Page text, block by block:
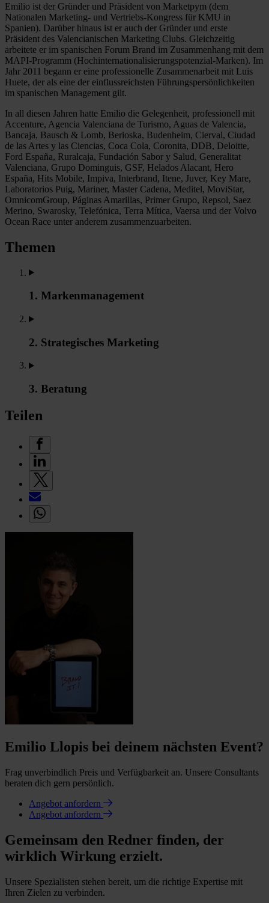
Emilio ist der Gründer und Präsident von Marketpym (dem
Nationalen Marketing- und Vertriebs-Kongress für KMU in
Spanien). Darüber hinaus ist er auch der Gründer und erste
Präsident des Valencianischen Marketing Clubs. Gleichzeitig
arbeitete er im spanischen Forum Brand im Zusammenhang mit dem
MAPI-Programm (Hochinternationalisierungspotenzial-Marken). Im
Jahr 2011 begann er eine professionelle Zusammenarbeit mit Luis
Huete, der als eine der einflussreichsten Führungspersönlichkeiten
im spanischen Management gilt.
In all diesen Jahren hatte Emilio die Gelegenheit, professionell mit
Accenture, Agencia Valenciana de Turismo, Aguas de Valencia,
Bancaja, Bausch & Lomb, Berioska, Budenheim, Cierval, Ciudad
de las Artes y las Ciencias, Coca Cola, Coronita, DDB, Deloitte,
Ford España, Ruralcaja, Fundación Sabor y Salud, Generalitat
Valenciana, Grupo Dominguis, GSF, Helados Alacant, Hero
España, Hits Mobile, Impiva, Interbrand, Itene, Juver, Key Mare,
Laboratorios Puig, Mariner, Master Cadena, Meditel, MoviStar,
OmnicomGroup, Páginas Amarillas, Primer Grupo, Repsol, Saez
Merino, Swarosky, Telefónica, Terra Mítica, Vaersa und der Volvo
Ocean Race unter anderem zusammenzuarbeiten.
Themen
1. Markenmanagement
2. Strategisches Marketing
3. Beratung
Teilen
Emilio Llopis bei deinem nächsten Event?
Frag unverbindlich Preis und Verfügbarkeit an. Unsere Consultants
beraten dich gern persönlich.
Angebot anfordern
Angebot anfordern
Gemeinsam den Redner finden, der
wirklich Wirkung erzielt.
Unsere Spezialisten stehen bereit, um die richtige Expertise mit
Ihren Zielen zu verbinden.